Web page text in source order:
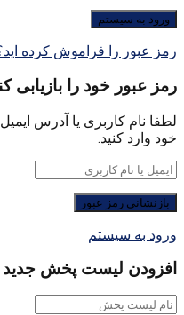
رمز عبور را فراموش کرده
رمز عبور خود را بازیابی
لطفا نام کاربری یا آدرس
خود وارد کنید.
ورود به سیستم
افزودن لیست پخش جدید